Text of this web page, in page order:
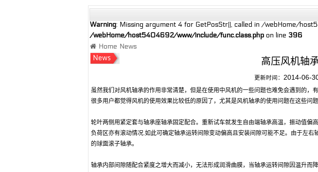
Warning: Missing argument 4 for GetPosStr(), called in /webHome/
/webHome/host5404692/www/include/func.class.php on line 396
Home News
News 高压风机轴
更新时间： 2014-06-
虽然我们对风机轴承的作用非常清楚，但是在使用中风机的一些问题也难免会遇到的
很多用户都觉得风机的使用效果比较低的原因了，尤其是风机轴承的使用问题在这些问
轮叶两侧用紧定套与轴承座轴承固定配合。重新试车就发生自由端轴承高温，振动值
负荷区亦有滚动情况.如此可确定轴承运转间隙变动偏高且安装间隙可能不足。由于左
的球面滚子轴承。
轴承内部间隙随配合紧度之增大而减小，无法形成润滑曲膜，当轴承运转间隙因温升